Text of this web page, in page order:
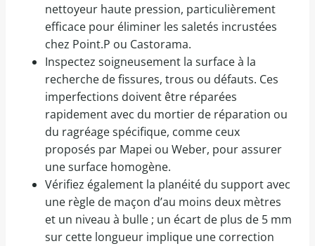
nettoyeur haute pression, particulièrement
efficace pour éliminer les saletés incrustées
chez Point.P ou Castorama.
Inspectez soigneusement la surface à la
recherche de fissures, trous ou défauts. Ces
imperfections doivent être réparées
rapidement avec du mortier de réparation ou
du ragréage spécifique, comme ceux
proposés par Mapei ou Weber, pour assurer
une surface homogène.
Vérifiez également la planéité du support avec
une règle de maçon d’au moins deux mètres
et un niveau à bulle ; un écart de plus de 5 mm
sur cette longueur implique une correction